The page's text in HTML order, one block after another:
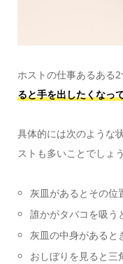
ホストの仕事あるある2
ると手を出したくなっ
具体的には次のような
ストも多いことでしょう
灰皿があるとその位
誰かがタバコを吸う
灰皿の中身があると
おしぼりを見ると三